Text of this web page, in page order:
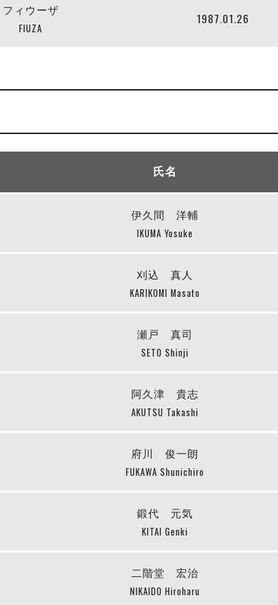
フィウーザ
FIUZA
1987.01.26
氏名
伊久間 洋輔
IKUMA Yosuke
刈込 真人
KARIKOMI Masato
瀬戸 真司
SETO Shinji
阿久津 貴志
AKUTSU Takashi
府川 俊一朗
FUKAWA Shunichiro
鍛代 元気
KITAI Genki
二階堂 宏治
NIKAIDO Hiroharu